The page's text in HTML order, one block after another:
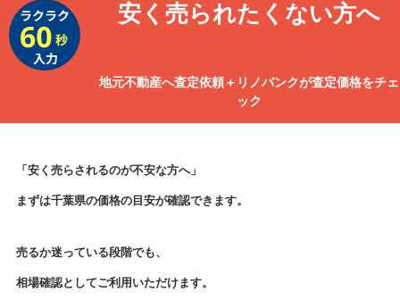
安く売られたくない方へ
地元不動産へ査定依頼＋リノバンクが査定価格をチェ
ック
「安く売らされるのが不安な方へ」
まずは千葉県の価格の目安が確認できます。
売るか迷っている段階でも、
相場確認としてご利用いただけます。